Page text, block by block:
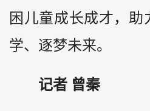
困儿童成长成才，助
学、逐梦未来。
记者 曾秦